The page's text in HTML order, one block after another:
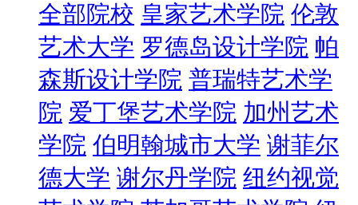
全部院校 皇家艺术学院 伦敦
艺术大学 罗德岛设计学院 帕
森斯设计学院 普瑞特艺术学
院 爱丁堡艺术学院 加州艺术
学院 伯明翰城市大学 谢菲尔
德大学 谢尔丹学院 纽约视觉